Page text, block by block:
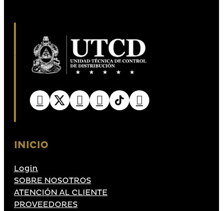
INICIO
Login
SOBRE NOSOTROS
ATENCIÓN AL CLIENTE
PROVEEDORES